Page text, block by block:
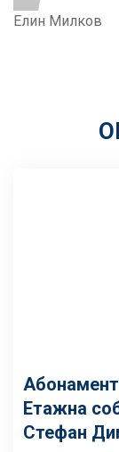
Елин Милков
Етажна
Стефан